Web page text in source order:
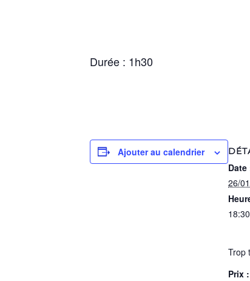
Durée : 1h30
Ajouter au calendrier
Date
26/
Trop
Prix :